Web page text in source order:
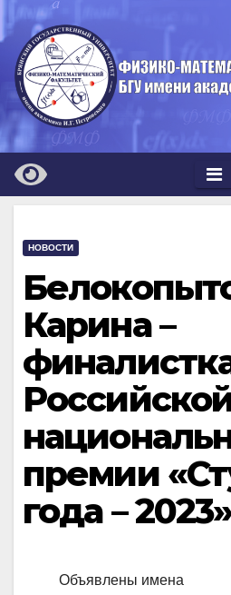
Перейти
к
содержимому
НОВОСТИ
Карина –
премии
года –
Объявлены имена